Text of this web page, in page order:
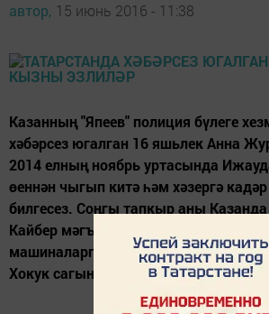
автор, 15 июнь 2016 - 11:38
Казанның "Япеев" полиция бүлеге
хәбәрсез югалган 16 яшьлек Анна
2014 елның ноябрь уртасында
өеннән чыгып китә һәм хәзергә
билгесез. Соңгы тапкыр аны Казанда
Кайбер мәгълүматлар буенча, кыз
машиналарга утырып - автостоп
Хокук сагындагылар аның шул